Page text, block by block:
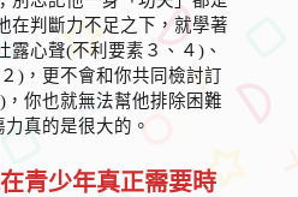
在判斷力不足之下，就學著
露心聲(不利要素３、４)、
)，更不會和你共同檢討訂
你也就無法幫他排除困難
真的是很大的。
青少年真正需要時